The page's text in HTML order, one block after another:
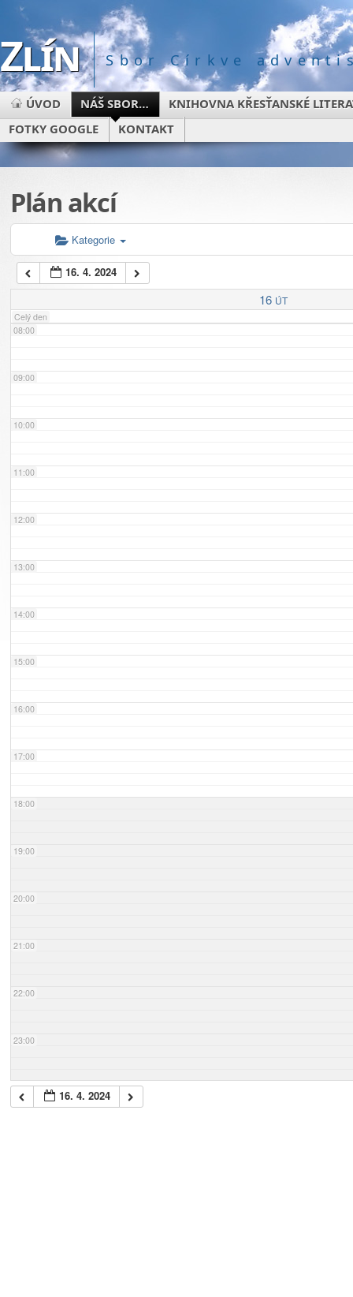
Zlín Sbor Církve
ÚVOD NÁŠ SBOR…
KNIHOVNA KŘESŤANSKÉ
FOTKY GOOGLE
KONTAKT
Plán akcí
Kategorie
16. 4. 2024
16 ÚT
Celý den
02:00
03:00
04:00
07:00
08:00
09:00
10:00
11:00
12:00
13:00
14:00
15:00
16:00
17:00
18:00
19:00
20:00
21:00
22:00
23:00
16. 4. 2024